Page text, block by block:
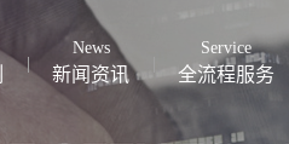
新闻资讯
News
全流程服务
Service